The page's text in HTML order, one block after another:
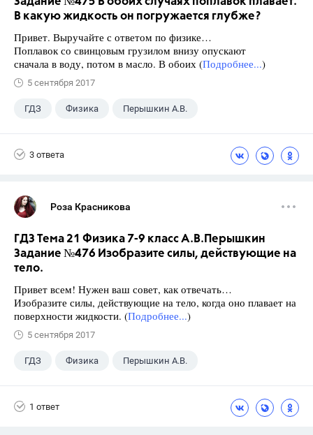
В какую жидкость он погружается глубже?
Привет. Выручайте с ответом по физике…
Поплавок со свинцовым грузилом внизу опускают
сначала в воду, потом в масло. В обоих (Подробнее...)
5 сентября 2017
ГДЗ Физика Перышкин А.В.
3 ответа
Роза Красникова
ГДЗ Тема 21 Физика 7-9 класс А.В.Перышкин
Задание №476 Изобразите силы, действующие на
тело.
Привет всем! Нужен ваш совет, как отвечать…
Изобразите силы, действующие на тело, когда оно плавает на
поверхности жидкости. (Подробнее...)
5 сентября 2017
ГДЗ Физика Перышкин А.В.
1 ответ